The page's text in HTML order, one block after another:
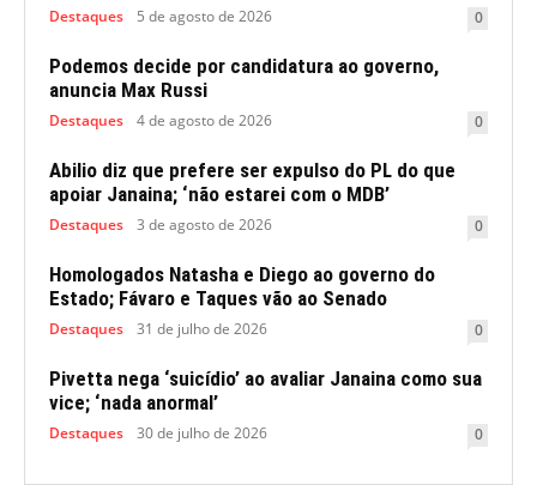
Destaques 5 de agosto de 2026 0
Podemos decide por candidatura ao governo,
anuncia Max Russi
Destaques 4 de agosto de 2026 0
Abilio diz que prefere ser expulso do PL do que
apoiar Janaina; ‘não estarei com o MDB’
Destaques 3 de agosto de 2026 0
Homologados Natasha e Diego ao governo do
Estado; Fávaro e Taques vão ao Senado
Destaques 31 de julho de 2026 0
Pivetta nega ‘suicídio’ ao avaliar Janaina como sua
vice; ‘nada anormal’
Destaques 30 de julho de 2026 0